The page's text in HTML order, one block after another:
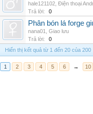
hale121102 Điện thoại
Trả lời:
0
Phân bón lá forge
nana01
Giao lưu
Trả lời:
0
Hiển thị kết quả từ 1 đến 20 của 200
1 2 3 4 5 6 → 10